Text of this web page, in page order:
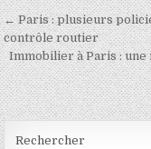
Navigation
de
l’article
← Paris : plusieurs
contrôle routier
Immobilier à Paris : une
Rechercher